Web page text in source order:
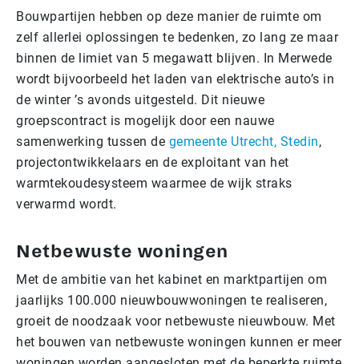
Bouwpartijen hebben op deze manier de ruimte om
zelf allerlei oplossingen te bedenken, zo lang ze maar
binnen de limiet van 5 megawatt blijven. In Merwede
wordt bijvoorbeeld het laden van elektrische auto’s in
de winter ’s avonds uitgesteld. Dit nieuwe
groepscontract is mogelijk door een nauwe
samenwerking tussen de gemeente Utrecht, Stedin,
projectontwikkelaars en de exploitant van het
warmtekoudesysteem waarmee de wijk straks
verwarmd wordt.
Netbewuste woningen
Met de ambitie van het kabinet en marktpartijen om
jaarlijks 100.000 nieuwbouwwoningen te realiseren,
groeit de noodzaak voor netbewuste nieuwbouw. Met
het bouwen van netbewuste woningen kunnen er meer